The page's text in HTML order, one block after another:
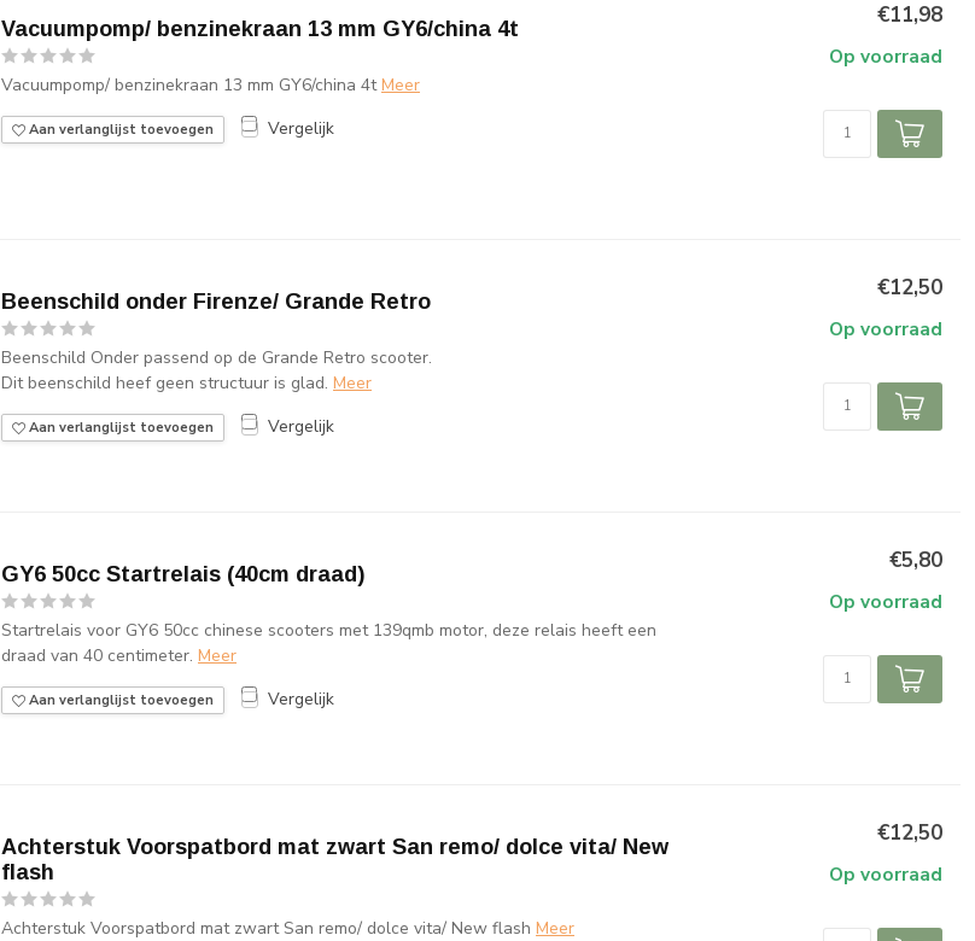
Vacuumpomp/ benzinekraan 13 mm GY6/china 4t
Vacuumpomp/ benzinekraan 13 mm GY6/china 4t Meer
Aan verlanglijst toevoegen Vergelijk
€11,98
Op voorraad
Beenschild onder Firenze/ Grande Retro
Beenschild Onder passend op de Grande Retro scooter.
Dit beenschild heef geen structuur is glad. Meer
Aan verlanglijst toevoegen Vergelijk
€12,50
Op voorraad
GY6 50cc Startrelais (40cm draad)
Startrelais voor GY6 50cc chinese scooters met 139qmb motor, deze relais heeft een
draad van 40 centimeter. Meer
Aan verlanglijst toevoegen Vergelijk
€5,80
Op voorraad
Achterstuk Voorspatbord mat zwart San remo/ dolce vita/ New
flash
Achterstuk Voorspatbord mat zwart San remo/ dolce vita/ New flash Meer
€12,50
Op voorraad